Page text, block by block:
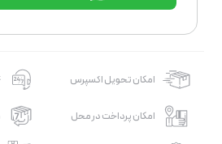
امکان تحویل اکسپرس
امکان پرداخت در محل